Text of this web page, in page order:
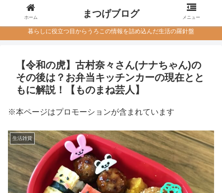
暮らしに役立つ目からうろこの情報を詰め込んだ生活の羅針盤
【令和の虎】古村奈々さん(ナナちゃん)の
その後は？お弁当キッチンカーの現在とと
もに解説！【ものまね芸人】
※本ページはプロモーションが含まれています
生活雑貨
ホーム まつげブログ メニュー